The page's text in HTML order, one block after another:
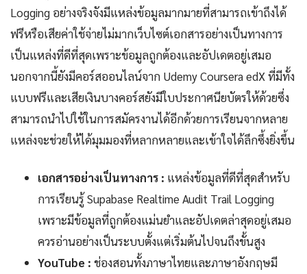
Logging อย่างจริงจังมีแหล่งข้อมูลมากมายที่สามารถเข้าถึงได้
ฟรีหรือเสียค่าใช้จ่ายไม่มากเว็บไซต์เอกสารอย่างเป็นทางการ
เป็นแหล่งที่ดีที่สุดเพราะข้อมูลถูกต้องและอัปเดตอยู่เสมอ
นอกจากนี้ยังมีคอร์สออนไลน์จาก Udemy Coursera edX ที่มีทั้ง
แบบฟรีและเสียเงินบางคอร์สยังมีใบประกาศนียบัตรให้ด้วยซึ่ง
สามารถนำไปใช้ในการสมัครงานได้อีกด้วยการเรียนจากหลาย
แหล่งจะช่วยให้ได้มุมมองที่หลากหลายและเข้าใจได้ลึกซึ้งยิ่งขึ้น
เอกสารอย่างเป็นทางการ : แหล่งข้อมูลที่ดีที่สุดสำหรับ
การเรียนรู้ Supabase Realtime Audit Trail Logging
เพราะมีข้อมูลที่ถูกต้องแม่นยำและอัปเดตล่าสุดอยู่เสมอ
ควรอ่านอย่างเป็นระบบตั้งแต่เริ่มต้นไปจนถึงขั้นสูง
YouTube : ช่องสอนทั้งภาษาไทยและภาษาอังกฤษมี